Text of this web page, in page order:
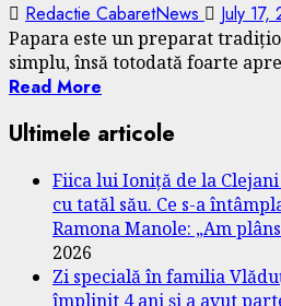
Redactie CabaretNews July
Papara este un preparat
simplu, însă totodată foarte
Read More
Ultimele articole
Fiica lui Ioniță de la
cu tatăl său. Ce s-a
Ramona Manole: „Am
2026
Zi specială în familia
împlinit 4 ani și a avut